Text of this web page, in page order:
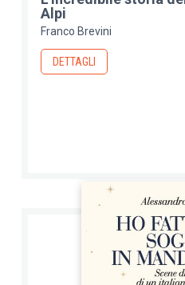
Alpi
Franco Brevini
DETTAGLI